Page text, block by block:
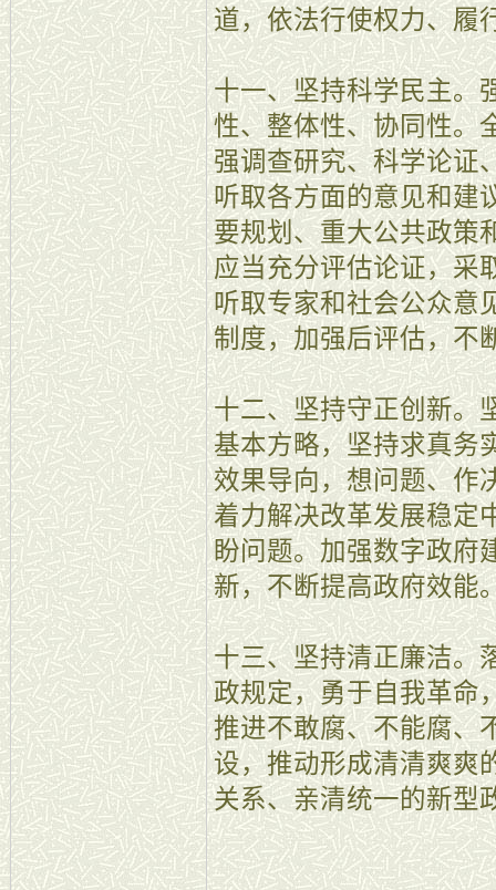
道，依法行使权力、履
十一、坚持科学民主。
性、整体性、协同性。
强调查研究、科学论证
听取各方面的意见和建
要规划、重大公共政策
应当充分评估论证，采
听取专家和社会公众意
制度，加强后评估，不
十二、坚持守正创新。
基本方略，坚持求真务
效果导向，想问题、作
着力解决改革发展稳定
盼问题。加强数字政府
新，不断提高政府效能
十三、坚持清正廉洁。
政规定，勇于自我革命
推进不敢腐、不能腐、
设，推动形成清清爽爽
关系、亲清统一的新型